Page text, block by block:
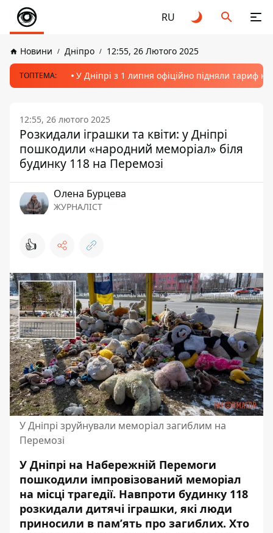
RU
Новини Дніпро 12:55, 26 Лютого 2025
ТОПТЕМА: У Дніпрі з 1 липня офіційно підняли тариф
12:55, 26 лютого 2025
Розкидали іграшки та квіти: у Дніпрі
пошкодили «народний меморіал» біля
будинку 118 на Перемозі
Олена Бурцева
ЖУРНАЛІСТ
👍
У Дніпрі зруйнували меморіал загиблим на
Перемозі
У Дніпрі на Набережній Перемоги
пошкодили імпровізований меморіал
на місці трагедії. Навпроти будинку 118
розкидали дитячі іграшки, які люди
приносили в пам’ять про загиблих. Хто